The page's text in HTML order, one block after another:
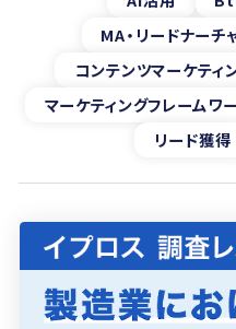
MA・リードナーチ
コンテンツマーケティ
マーケティングフレームワ
リード獲得